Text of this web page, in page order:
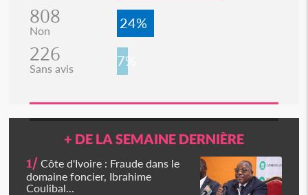
808
Non 24%
226
Sans avis 7%
+ DE LA SEMAINE DERNIÈRE
1/ Côte d'Ivoire : Fraude dans le
domaine foncier, Ibrahime
Coulibal...